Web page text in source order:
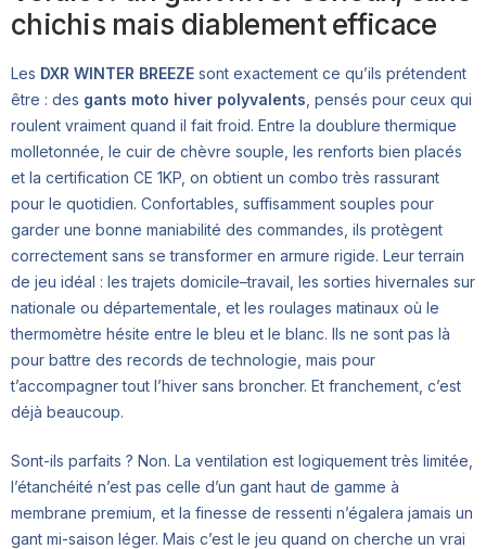
chichis mais diablement efficace
Les DXR WINTER BREEZE sont exactement ce qu’ils prétendent
être : des gants moto hiver polyvalents , pensés pour ceux qui
roulent vraiment quand il fait froid. Entre la doublure thermique
molletonnée, le cuir de chèvre souple, les renforts bien placés
et la certification CE 1KP, on obtient un combo très rassurant
pour le quotidien. Confortables, suffisamment souples pour
garder une bonne maniabilité des commandes, ils protègent
correctement sans se transformer en armure rigide. Leur terrain
de jeu idéal : les trajets domicile–travail, les sorties hivernales sur
nationale ou départementale, et les roulages matinaux où le
thermomètre hésite entre le bleu et le blanc. Ils ne sont pas là
pour battre des records de technologie, mais pour
t’accompagner tout l’hiver sans broncher. Et franchement, c’est
déjà beaucoup.
Sont-ils parfaits ? Non. La ventilation est logiquement très limitée,
l’étanchéité n’est pas celle d’un gant haut de gamme à
membrane premium, et la finesse de ressenti n’égalera jamais un
gant mi-saison léger. Mais c’est le jeu quand on cherche un vrai